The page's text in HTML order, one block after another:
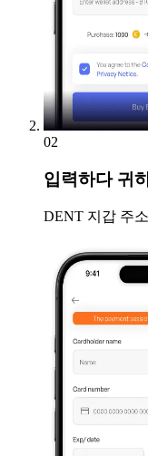
02
입력하다귀
DENT 지갑 주